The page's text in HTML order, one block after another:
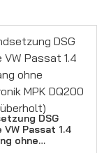
DSG
Passat 1.4
ohne